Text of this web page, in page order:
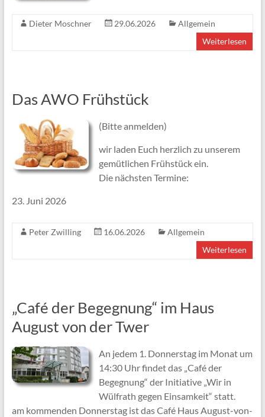
Dieter Moschner 29.06.2026
Allgemein
Weiterlesen
Das AWO Frühstück
(Bitte anmelden)
wir laden Euch herzlich zu unserem
gemütlichen Frühstück ein.
Die nächsten Termine:
23. Juni 2026
Peter Zwilling 16.06.2026
Allgemein
Weiterlesen
„Café der Begegnung“ im Haus
August von der Twer
An jedem 1. Donnerstag im Monat um
14:30 Uhr findet das „Café der
Begegnung“ der Initiative „Wir in
Wülfrath gegen Einsamkeit“ statt.
am kommenden Donnerstag ist das Café Haus August-von-